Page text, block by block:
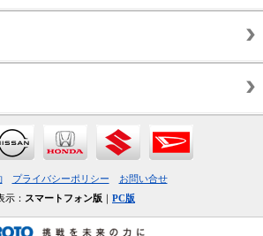
プライバシーポリシー
お問い合せ
示： スマートフォン版 ｜ PC版